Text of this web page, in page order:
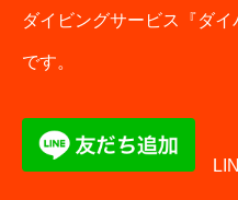
ダイビングサービス『ダ
です。